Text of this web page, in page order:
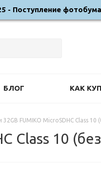
- Поступление
БЛОГ КАК
FUMIKO MicroSDHC Class 10
Class 10